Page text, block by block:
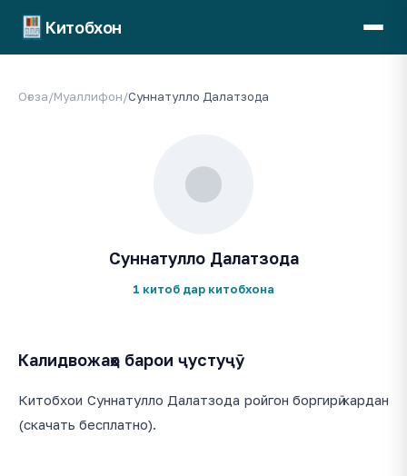
Китобхон
Оғоза/Муаллифон/Суннатулло Далатзода
Суннатулло Далатзода
1 китоб дар китобхона
Калидвожаҳо барои ҷустуҷӯ
Китобхои Суннатулло Далатзода ройгон боргирӣ кардан
(скачать бесплатно).